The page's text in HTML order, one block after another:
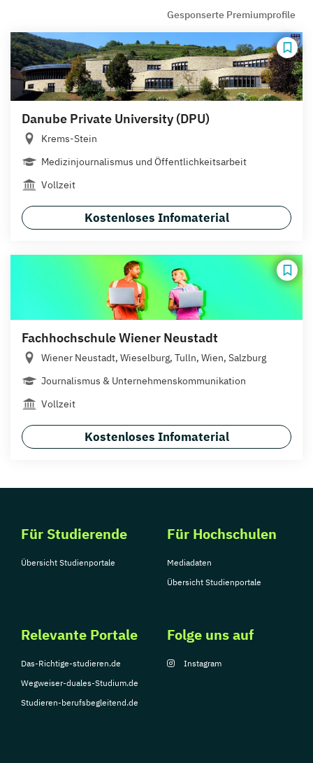
Gesponserte Premiumprofile
Danube Private University (DPU)
Krems-Stein
Medizinjournalismus und Öffentlichkeitsarbeit
Vollzeit
Kostenloses Infomaterial
Fachhochschule Wiener Neustadt
Wiener Neustadt, Wieselburg, Tulln, Wien, Salzburg
Journalismus & Unternehmenskommunikation
Vollzeit
Kostenloses Infomaterial
Für Studierende
Übersicht Studienportale
Für Hochschulen
Mediadaten
Übersicht Studienportale
Relevante Portale
Das-Richtige-studieren.de
Wegweiser-duales-Studium.de
Studieren-berufsbegleitend.de
Folge uns auf
Instagram